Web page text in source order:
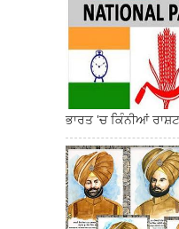
ਭਾਰਤ 'ਚ ਕਿੰਨੀਆਂ